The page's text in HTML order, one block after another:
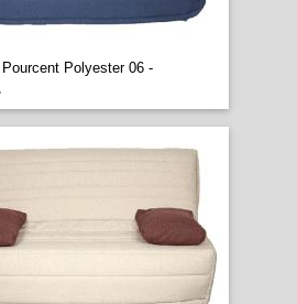
Polyester 06 -